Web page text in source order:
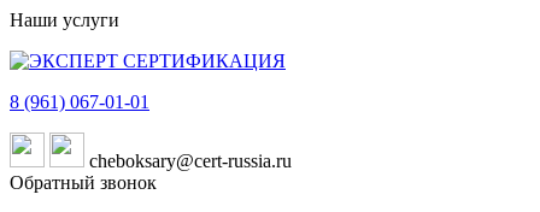
Наши услуги
8 (961) 067-01-01
cheboksary@cert-russia.ru
Обратный звонок